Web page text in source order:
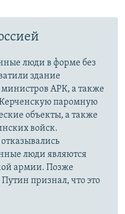
люди в форме без
здание
АРК, а также
паромную
объекты, а также
войск.
люди являются
армии. Позже
признал, что это